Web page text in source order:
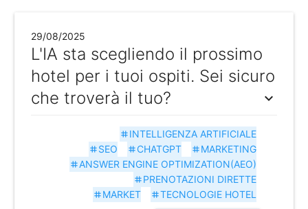
29/08/2025
L'IA sta scegliendo il prossimo
hotel per i tuoi ospiti. Sei sicuro
che troverà il tuo?
expand_more
tag INTELLIGENZA ARTIFICIALE
tag MARKETING
tag CHATGPT
tag SEO
tag ANSWER ENGINE OPTIMIZATION(AEO)
tag PRENOTAZIONI DIRETTE
tagTECNOLOGIE HOTEL
tag MARKET